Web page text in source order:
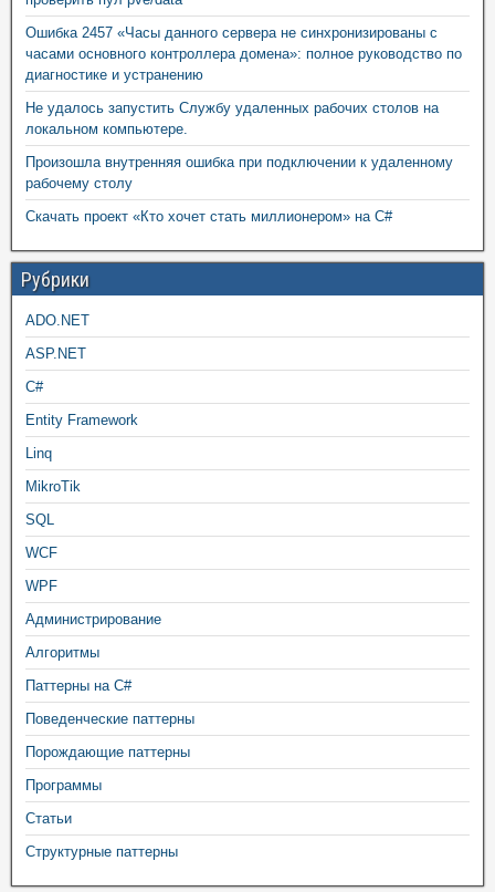
Ошибка 2457 «Часы данного сервера не синхронизированы с
часами основного контроллера домена»: полное руководство по
диагностике и устранению
Не удалось запустить Службу удаленных рабочих столов на
локальном компьютере.
Произошла внутренняя ошибка при подключении к удаленному
рабочему столу
Скачать проект «Кто хочет стать миллионером» на C#
Рубрики
ADO.NET
ASP.NET
C#
Entity Framework
Linq
MikroTik
SQL
WCF
WPF
Администрирование
Алгоритмы
Паттерны на C#
Поведенческие паттерны
Порождающие паттерны
Программы
Статьи
Структурные паттерны